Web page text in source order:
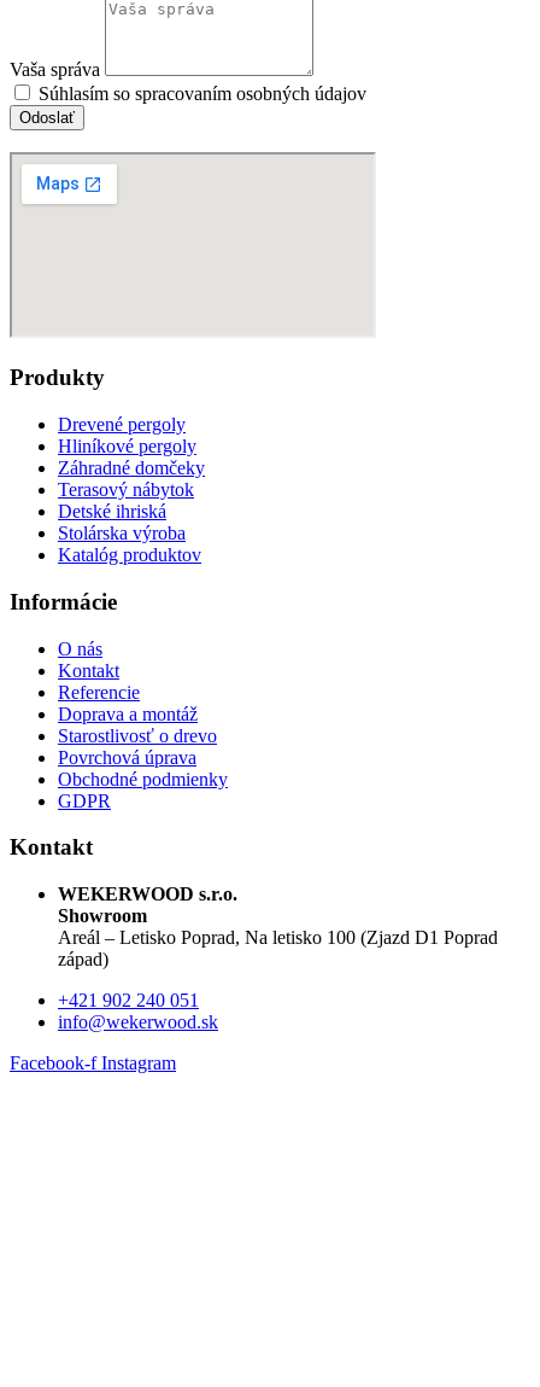
Vaša správa
Súhlasím so spracovaním osobných údajov
Odoslať
Produkty
Drevené pergoly
Hliníkové pergoly
Záhradné domčeky
Terasový nábytok
Detské ihriská
Stolárska výroba
Katalóg produktov
Informácie
O nás
Kontakt
Referencie
Doprava a montáž
Starostlivosť o drevo
Povrchová úprava
Obchodné podmienky
GDPR
Kontakt
WEKERWOOD s.r.o.
Showroom
Areál – Letisko Poprad, Na letisko 100 (Zjazd D1 Poprad
západ)
+421 902 240 051
info@wekerwood.sk
Facebook-f Instagram